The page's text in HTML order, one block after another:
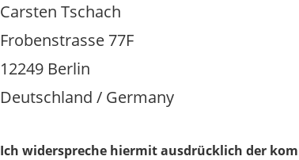
Carsten Tschach
Frobenstrasse 77F
12249 Berlin
Deutschland / Germany
Ich widerspreche hiermit ausdrücklich der